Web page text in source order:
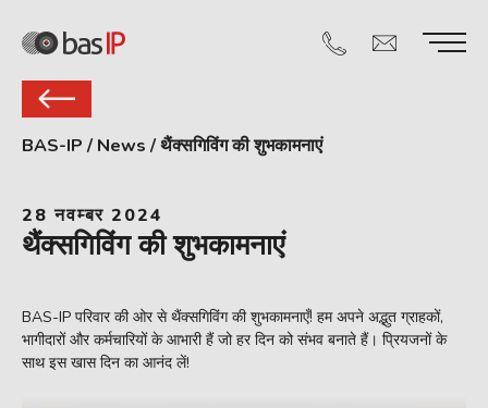
BAS-IP / News /थैंक्सगिविंग की शुभकामनाएं
28 नवम्बर 2024
थैंक्सगिविंग की शुभकामनाएं
BAS-IP परिवार की ओर से थैंक्सगिविंग की शुभकामनाएँ! हम अपने अद्भुत ग्राहकों,
भागीदारों और कर्मचारियों के आभारी हैं जो हर दिन को संभव बनाते हैं। प्रियजनों के
साथ इस खास दिन का आनंद लें!